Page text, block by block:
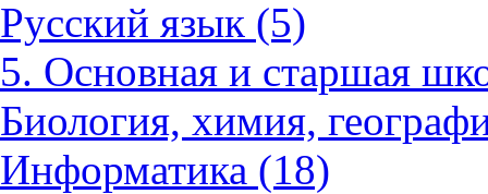
Русский язык (5)
5. Основная и старшая
Биология, химия,
Информатика (18)